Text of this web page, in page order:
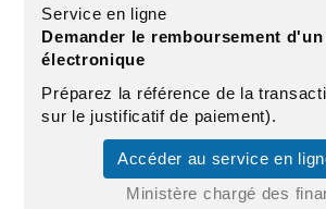
Service en ligne
Demander le remboursement
électronique
Préparez la référence de la
sur le justificatif de paiement).
Accéder au service en
Ministère chargé des